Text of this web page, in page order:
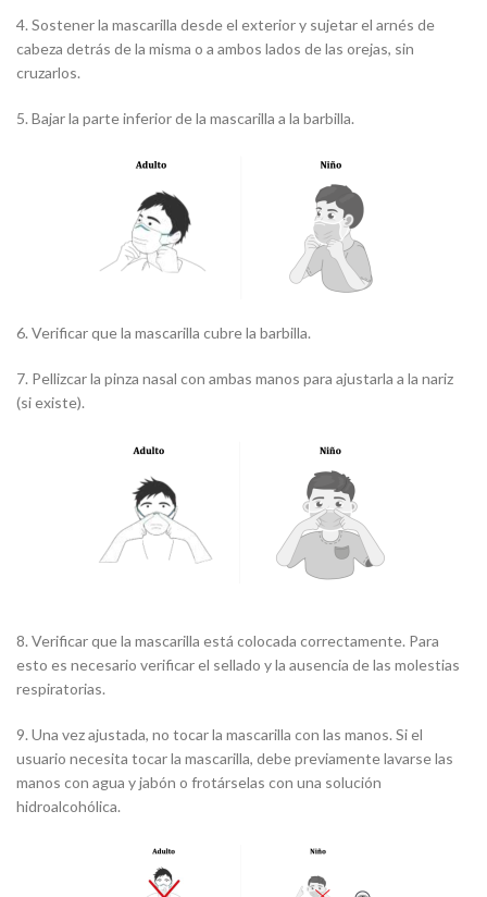
4. Sostener la mascarilla desde el exterior y sujetar el arnés de
cabeza detrás de la misma o a ambos lados de las orejas, sin
cruzarlos.
5. Bajar la parte inferior de la mascarilla a la barbilla.
6. Verificar que la mascarilla cubre la barbilla.
7. Pellizcar la pinza nasal con ambas manos para ajustarla a la nariz
(si existe).
8. Verificar que la mascarilla está colocada correctamente. Para
esto es necesario verificar el sellado y la ausencia de las molestias
respiratorias.
9. Una vez ajustada, no tocar la mascarilla con las manos. Si el
usuario necesita tocar la mascarilla, debe previamente lavarse las
manos con agua y jabón o frotárselas con una solución
hidroalcohólica.